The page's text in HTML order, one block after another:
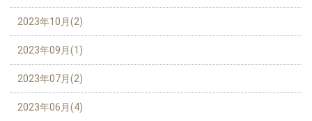
2023年10月(2)
2023年09月(1)
2023年07月(2)
2023年06月(4)